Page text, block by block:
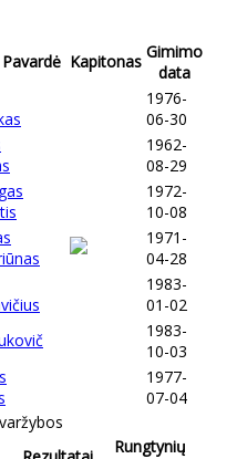
Kapitonas Gimimo
data
1976-
06-30
1962-
08-29
1972-
10-08
1971-
04-28
1983-
01-02
1983-
10-03
1977-
07-04
Rungtynių